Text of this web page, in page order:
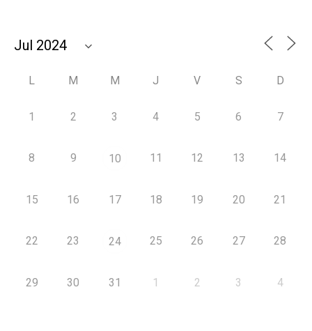
L M M J V S D
1 2 3 4 5 6 7
8 9 10 11 12 13 14
15 16 17 18 19 20 21
22 23 24 25 26 27 28
29 30 31 1 2 3 4